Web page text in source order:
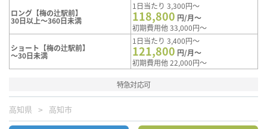
ロング【梅の辻駅前】
30日以上～360日未満
1日当たり 3,300円～
118,800 円/月～
初期費用他 33,000円～
ショート【梅の辻駅前】
～30日未満
1日当たり 3,400円～
121,800 円/月～
初期費用他 22,000円～
特急対応可
高知県 高知市